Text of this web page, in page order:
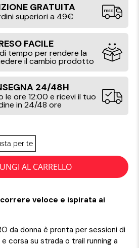
GRATUITA
superiori a 49€
FACILE
tempo per rendere la
il cambio prodotto
24/48H
le ore 12:00 e ricevi il tuo
in 24/48 ore
per te
AL CARRELLO
veloce e ispirata ai
da donna è pronta per sessioni di
corsa su strada o trail running a